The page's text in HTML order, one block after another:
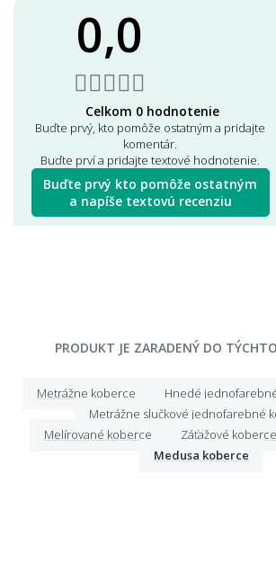
0,0
Celkom 0 hodnotenie
Buďte prvý, kto pomôže ostatným a pridajte
komentár.
Buďte prví a pridajte textové hodnotenie.
Buďte prvý kto pomôže ostatným
a napíše textovú recenziu
PRODUKT JE ZARADENÝ DO
Metrážne koberce
Hnedé
Metrážne slučkové jednofarebné
Melírované koberce
Záťažové
Medusa koberce